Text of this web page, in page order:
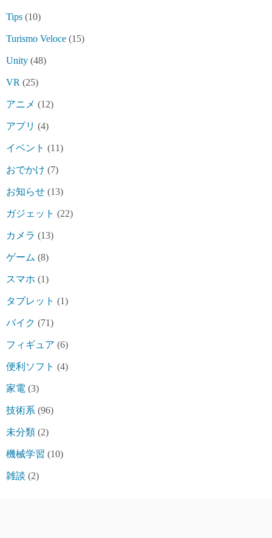
Tips (10)
Turismo Veloce (15)
Unity (48)
VR (25)
アニメ (12)
アプリ (4)
イベント (11)
おでかけ (7)
お知らせ (13)
ガジェット (22)
カメラ (13)
ゲーム (8)
スマホ (1)
タブレット (1)
バイク (71)
フィギュア (6)
便利ソフト (4)
家電 (3)
技術系 (96)
未分類 (2)
機械学習 (10)
雑談 (2)